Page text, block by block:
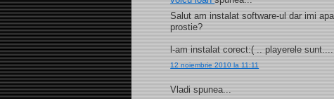
Salut am instalat software-ul dar imi
prostie?
l-am instalat corect:( .. playerele sunt....
12 noiembrie 2010 la 11:11
Vladi spunea...